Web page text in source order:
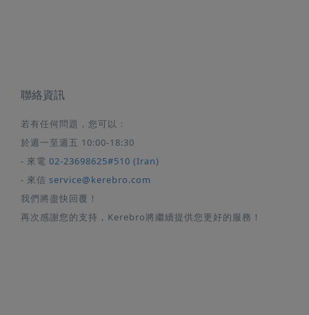
聯絡資訊
若有任何問題，您可以：
於週一至週五 10:00-18:30
- 來電 02-23698625#510 (Iran)
- 來信 service@kerebro.com
我們將盡快回覆！
再次感謝您的支持，Kerebro將繼續提供您更好的服務！